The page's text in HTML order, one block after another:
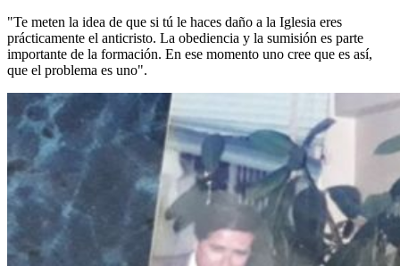
"Te meten la idea de que si tú le haces daño a la Iglesia eres
prácticamente el anticristo. La obediencia y la sumisión es parte
importante de la formación. En ese momento uno cree que es así,
que el problema es uno".